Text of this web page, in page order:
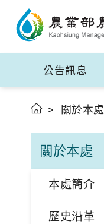
公告訊息
關於本處
關於本處
本處簡介
歷史沿革